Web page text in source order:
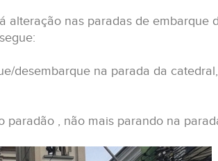
alteração nas paradas de embarque
desembarque na parada da
paradão , não mais parando na